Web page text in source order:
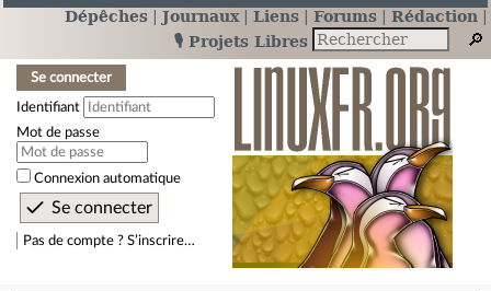
Dépêches Journaux Liens Forums
Rédaction
🎙️ Projets Libres
Se connecter
Identifiant
Mot de passe
Connexion automatique
Pas de compte ? S’inscrire…